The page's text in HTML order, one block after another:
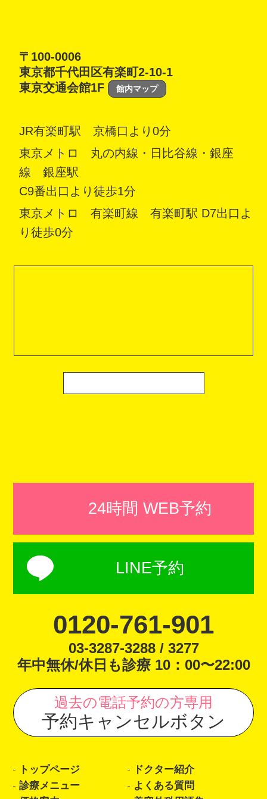
〒100-0006
東京都千代田区有楽町2-10-1
東京交通会館1F
館内マップ
JR有楽町駅 京橋口より0分
東京メトロ 丸の内線・日比谷線・銀座
線 銀座駅
C9番出口より徒歩1分
東京メトロ 有楽町線 有楽町駅 D7出口よ
り徒歩0分
24時間 WEB予約
LINE予約
0120-761-901
03-3287-3288 / 3277
年中無休/休日も診療 10：00〜22:00
過去の電話予約の方専用
予約キャンセルボタン
トップページ
ドクター紹介
診療メニュー
よくある質問